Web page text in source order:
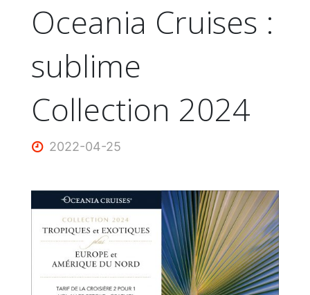
Oceania Cruises :
sublime
Collection 2024
2022-04-25